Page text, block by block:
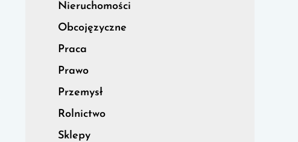
Nieruchomości
Obcojęzyczne
Praca
Prawo
Przemysł
Rolnictwo
Sklepy